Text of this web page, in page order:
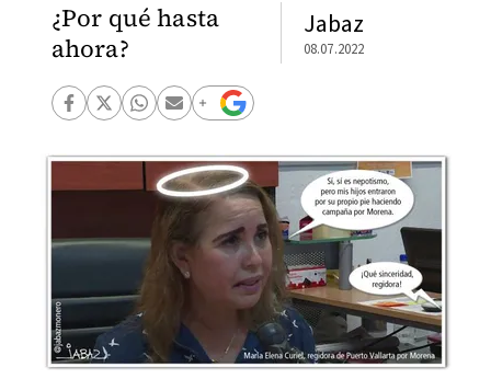
¿Por qué hasta
ahora?
Jabaz
08.07.2022